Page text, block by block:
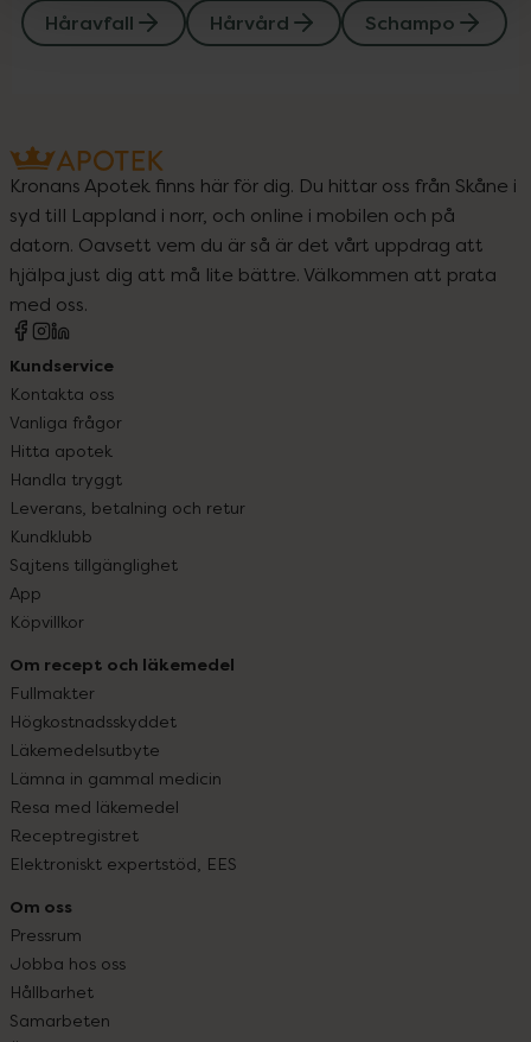
Håravfall Hårvård Schampo
Kronans Apotek finns här för dig. Du hittar oss från Skåne i
syd till Lappland i norr, och online i mobilen och på
datorn. Oavsett vem du är så är det vårt uppdrag att
hjälpa just dig att må lite bättre. Välkommen att prata
med oss.
Kundservice
Kontakta oss
Vanliga frågor
Hitta apotek
Handla tryggt
Leverans, betalning och retur
Kundklubb
Sajtens tillgänglighet
App
Köpvillkor
Om recept och läkemedel
Fullmakter
Högkostnadsskyddet
Läkemedelsutbyte
Lämna in gammal medicin
Resa med läkemedel
Receptregistret
Elektroniskt expertstöd, EES
Om oss
Pressrum
Jobba hos oss
Hållbarhet
Samarbeten